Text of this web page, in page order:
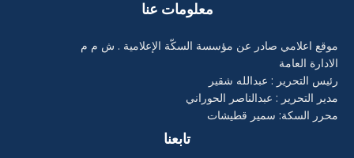
معلومات عنا
موقع اعلامي صادر عن مؤسسة السكّة الإعلامية . ش م م
الادارة العامة
رئيس التحرير : عبدالله شقير
مدير التحرير : عبدالناصر الحوراني
محرر السكة: سمير قطيشات
تابعنا